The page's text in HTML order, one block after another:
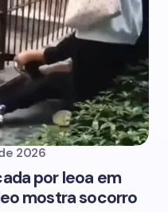
2026
por leoa em
mostra socorro